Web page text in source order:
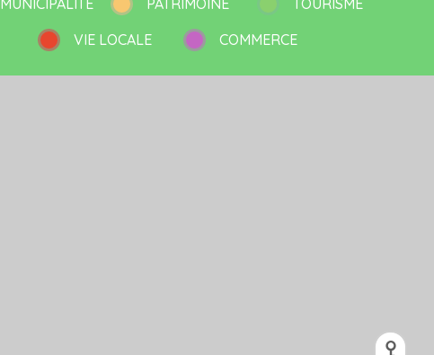
MUNICIPALITÉ PATRIMOINE
TOURISME
VIE LOCALE
COMMERCE